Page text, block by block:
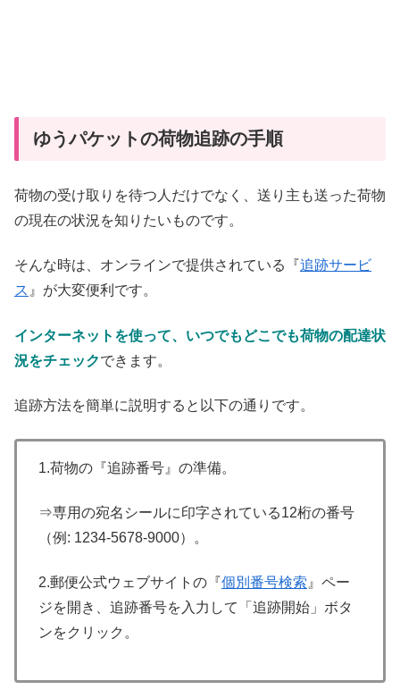
ゆうパケットの荷物追跡の手順
荷物の受け取りを待つ人だけでなく、送り主も送った荷物
の現在の状況を知りたいものです。
そんな時は、オンラインで提供されている『追跡サービ
ス 』が大変便利です。
インターネットを使って、いつでもどこでも荷物の配達状
況をチェックできます。
追跡方法を簡単に説明すると以下の通りです。
1.荷物の『追跡番号』の準備。
⇒専用の宛名シールに印字されている12桁の番号
（例: 1234-5678-9000）。
2.郵便公式ウェブサイトの『個別番号検索 』ペー
ジを開き、追跡番号を入力して「追跡開始」ボタ
ンをクリック。